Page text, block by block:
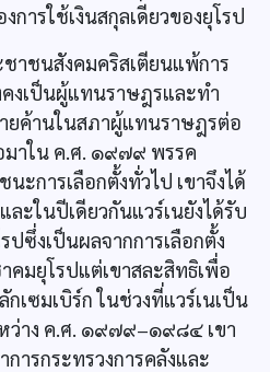
ารใช้เงินสกุลเดียวของยุโรป
าชนสังคมคริสเตียนแพ้การ
คงเป็นผู้แทนราษฎรและทำ
ค้านในสภาผู้แทนราษฎรต่อ
าใน ค.ศ. ๑๙๗๙ พรรค
ะการเลือกตั้งทั่วไป เขาจึงได้
ะในปีเดียวกันแวร์เนยังได้รับ
ปซึ่งเป็นผลจากการเลือกตั้ง
คมยุโรปแต่เขาสละสิทธิเพื่อ
กเซมเบิร์ก ในช่วงที่แวร์เนเป็น
ว่าง ค.ศ. ๑๙๗๙–๑๙๘๔ เขา
ารกระทรวงการคลังและ